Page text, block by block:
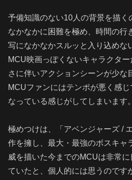
予備知識のない10人の背景を描く
なかなかに困難を極め、時間の行
写になかなかスルッと入り込めな
MCU映画っぽくないキャラクタ
さに伴いアクションシーンが少な
MCUファンにはテンポが悪く感
なっている感じがしてしまいます。
極めつけは、「アベンジャーズ /
作を擁し、最大・最強のボスキャ
威を描いた今までのMCUは非常
ていたと、個人的には思うのです